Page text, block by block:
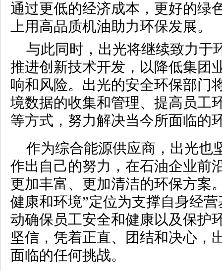
通过更低的经济成本，更好的绿
上用高品质机油助力环保发展。
与此同时，出光将继续致力于
推进创新技术开发，以降低集团
响和风险。出光的安全环保部门
境数据的收集和管理、提高员工
等方式，努力解决当今所面临的
作为综合能源供应商，出光也
作出自己的努力，在石油企业前
更加丰富、更加清洁的环保方案
健康和环境”定位为支撑自身经
动确保员工安全和健康以及保护
坚信，凭着正直、团结和决心，
面临的任何挑战。